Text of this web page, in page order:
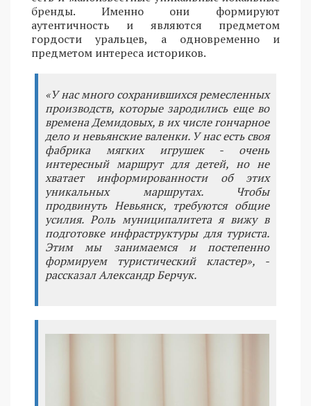
бренды. Именно они формируют
аутентичность и являются предметом
гордости уральцев, а одновременно и
предметом интереса историков.
«У нас много сохранившихся ремесленных
производств, которые зародились еще во
времена Демидовых, в их числе гончарное
дело и невьянские валенки. У нас есть своя
фабрика мягких игрушек - очень
интересный маршрут для детей, но не
хватает информированности об этих
уникальных маршрутах. Чтобы
продвинуть Невьянск, требуются общие
усилия. Роль муниципалитета я вижу в
подготовке инфраструктуры для туриста.
Этим мы занимаемся и постепенно
формируем туристический кластер», -
рассказал Александр Берчук.